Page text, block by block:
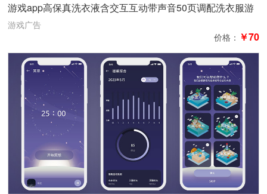
游戏app高保真洗衣液含交互互动带声音50页调配洗衣服游
戏广告
游戏广告
价格： ￥70